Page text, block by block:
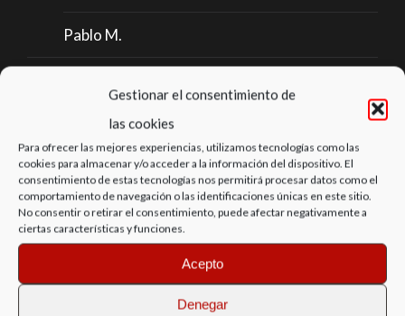
Gestionar el consentimiento de
las cookies
Para ofrecer las mejores experiencias, utilizamos tecnologías como las
cookies para almacenar y/o acceder a la información del dispositivo. El
consentimiento de estas tecnologías nos permitirá procesar datos como el
comportamiento de navegación o las identificaciones únicas en este sitio.
No consentir o retirar el consentimiento, puede afectar negativamente a
ciertas características y funciones.
Acepto
Denegar
Pablo M.
Exposiciones
Escaparate
Tienda